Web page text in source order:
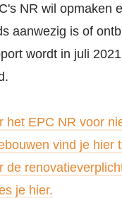
NR wil opmaken
aanwezig is of
wordt in juli
het EPC NR voor
vind je hier
de
je hier.